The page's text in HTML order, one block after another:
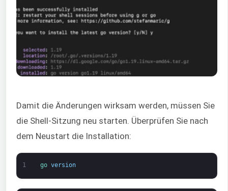
Damit die Änderungen wirksam werden, müssen Sie
die Shell-Sitzung neu starten. Überprüfen Sie nach
dem Neustart die Installation:
1 go version